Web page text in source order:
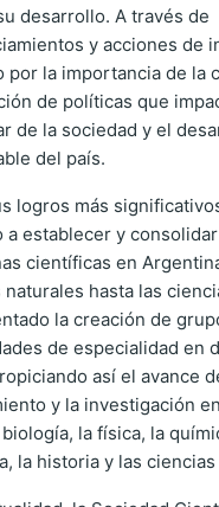
desarrollo. A través de
y acciones de
por la importancia de la
de políticas que
de la sociedad y el
del país.
logros más
a establecer y
científicas en
naturales hasta las
la creación de
de especialidad en
así el avance
y la investigación
la física, la
la historia y las